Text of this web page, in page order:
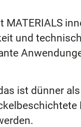
und
ist dünner